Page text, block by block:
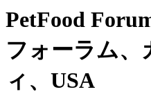
PetFood
フォーラム、
ィ、USA